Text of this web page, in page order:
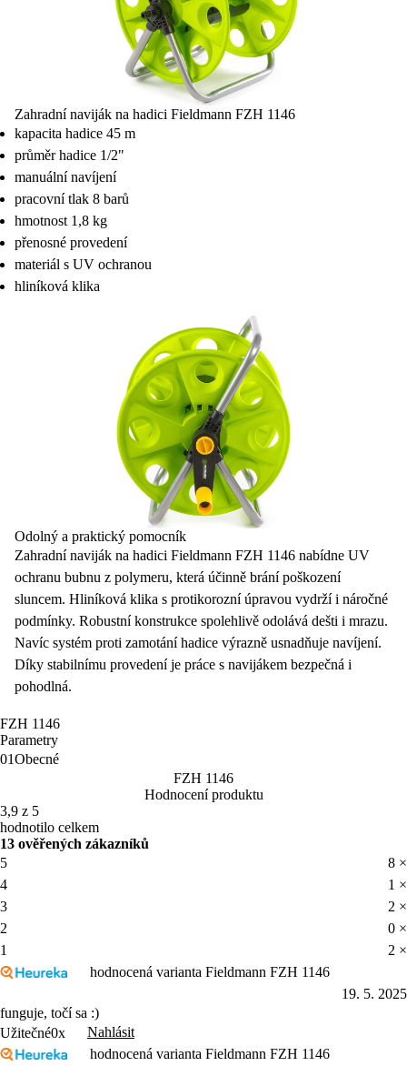
Zahradní naviják na hadici Fieldmann FZH 1146
kapacita hadice 45 m
průměr hadice 1/2"
manuální navíjení
pracovní tlak 8 barů
hmotnost 1,8 kg
přenosné provedení
materiál s UV ochranou
hliníková klika
Odolný a praktický pomocník
Zahradní naviják na hadici Fieldmann FZH 1146 nabídne UV
ochranu bubnu z polymeru, která účinně brání poškození
sluncem. Hliníková klika s protikorozní úpravou vydrží i náročné
podmínky. Robustní konstrukce spolehlivě odolává dešti i mrazu.
Navíc systém proti zamotání hadice výrazně usnadňuje navíjení.
Díky stabilnímu provedení je práce s navijákem bezpečná i
pohodlná.
FZH 1146
Parametry
01Obecné
FZH 1146
Hodnocení produktu
3,9 z 5
hodnotilo celkem
13 ověřených zákazníků
5
8 ×
4
1 ×
3
2 ×
2
0 ×
1
2 ×
hodnocená varianta Fieldmann FZH 1146
19. 5. 2025
funguje, točí sa :)
Užitečné0x
Nahlásit
hodnocená varianta Fieldmann FZH 1146